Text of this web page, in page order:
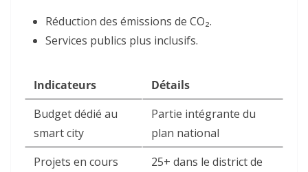
Réduction des émissions de CO₂.
Services publics plus inclusifs.
Indicateurs
Détails
Budget dédié au
smart city
Partie intégrante du
plan national
Projets en cours
25+ dans le district de